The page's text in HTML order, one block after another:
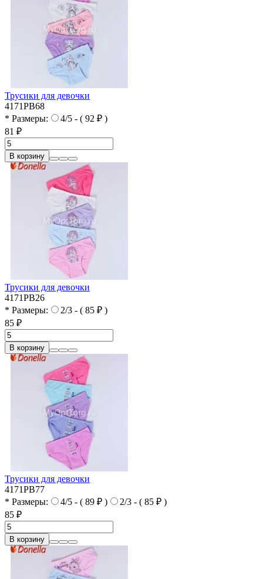
Трусики для девочки
4171PB68
* Размеры:
4/5 - ( 92 ₽ )
81 ₽
В корзину
Трусики для девочки
4171PB26
* Размеры:
2/3 - ( 85 ₽ )
85 ₽
В корзину
Трусики для девочки
4171PB77
* Размеры:
4/5 - ( 89 ₽ )
2/3 - ( 85 ₽ )
85 ₽
В корзину